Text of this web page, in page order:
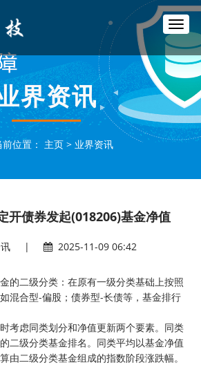
T
o
g
g
l
e
a
v
a
o
界资讯
前位置： 主页> 业界资讯
开债券发起(018206)基金净值
| 2025-11-09 06:42
的二级分类：在原有一级分类基础上按照
混合型-偏股；债券型-长债等，基金排行
考虑同类划分和净值更新两个要素。同类
二级分类基金排名。同类平均以基金净值
由二级分类基金组成的指数阶段涨跌幅。